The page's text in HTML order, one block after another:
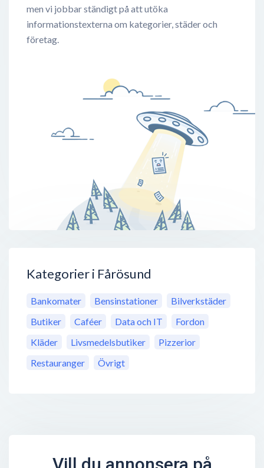
men vi jobbar ständigt på att utöka
informationstexterna om kategorier, städer och
företag.
Kategorier i Fårösund
Bankomater Bensinstationer
Bilverkstäder
Butiker
Caféer Data och IT
Fordon
Kläder
Livsmedelsbutiker
Pizzerior
Restauranger
Övrigt